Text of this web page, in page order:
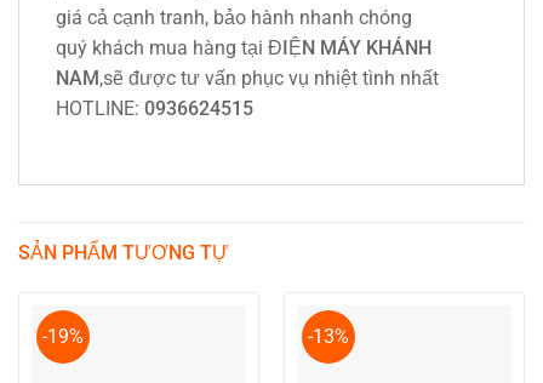
giá cả cạnh tranh, bảo hành nhanh chóng
quý khách mua hàng tại ĐIỆN MÁY KHÁNH
NAM,sẽ được tư vấn phục vụ nhiệt tình nhất
HOTLINE: 0936624515
SẢN PHẨM TƯƠNG TỰ
-19% -13%